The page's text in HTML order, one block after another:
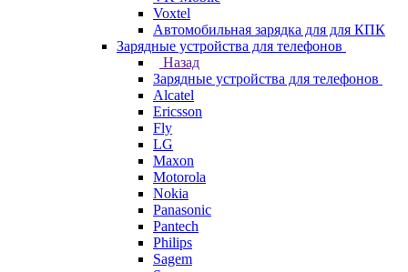
Voxtel
Автомобильная зарядка для для КПК
Зарядные устройства для телефонов
Назад
Зарядные устройства для телефонов
Alcatel
Ericsson
Fly
LG
Maxon
Motorola
Nokia
Panasonic
Pantech
Philips
Sagem